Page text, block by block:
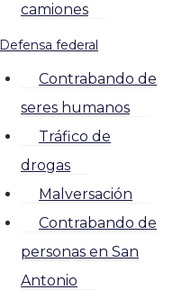
camiones
Defensa federal
Contrabando de
seres humanos
Tráfico de
drogas
Malversación
Contrabando de
personas en San
Antonio